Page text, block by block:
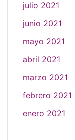
julio 2021
junio 2021
mayo 2021
abril 2021
marzo 2021
febrero 2021
enero 2021